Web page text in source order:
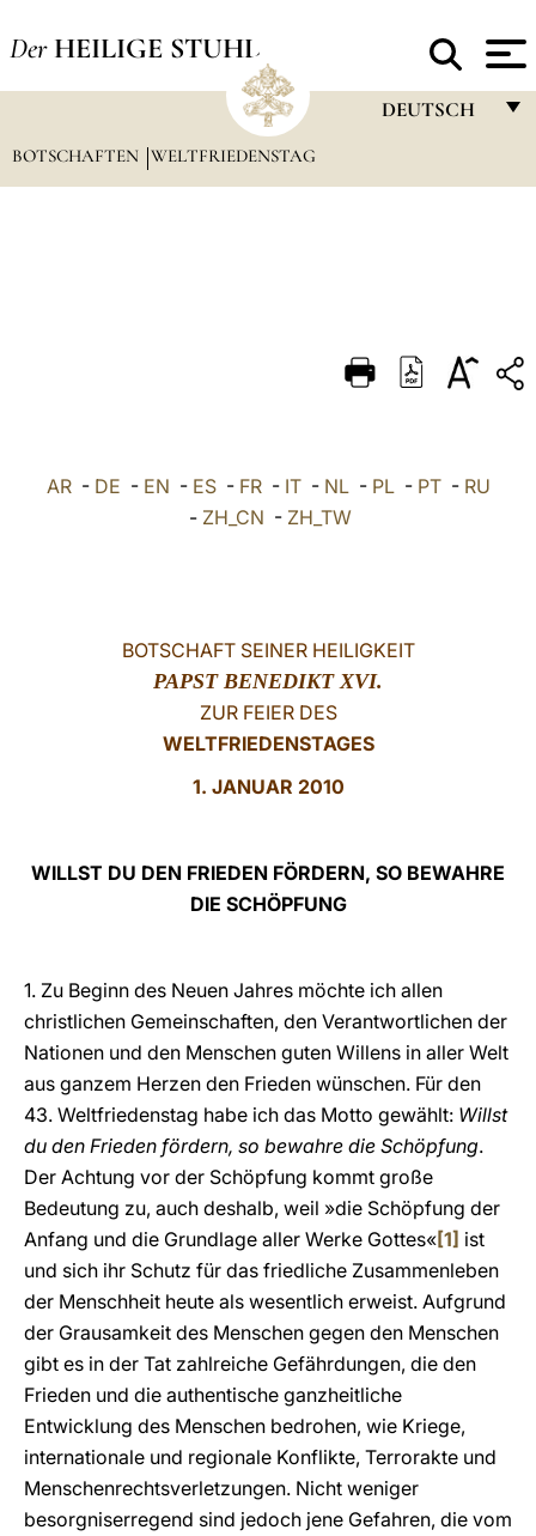
Der HEILIGE STUHL
DEUTSCH
DEUTSCH
العربيّة
BOTSCHAFTEN WELTFRIEDENSTAG
AR- DE - EN - ES- FR- IT- NL- PL- PT- RU
- ZH_CN - ZH_TW
BOTSCHAFT SEINER HEILIGKEIT
PAPST BENEDIKT XVI.
ZUR FEIER DES
WELTFRIEDENSTAGES
1. JANUAR 2010
WILLST DU DEN FRIEDEN FÖRDERN, SO BEWAHRE
DIE SCHÖPFUNG
1. Zu Beginn des Neuen Jahres möchte ich allen
christlichen Gemeinschaften, den Verantwortlichen der
Nationen und den Menschen guten Willens in aller Welt
aus ganzem Herzen den Frieden wünschen. Für den
43. Weltfriedenstag habe ich das Motto gewählt: Willst
du den Frieden fördern, so bewahre die Schöpfung.
Der Achtung vor der Schöpfung kommt große
Bedeutung zu, auch deshalb, weil »die Schöpfung der
Anfang und die Grundlage aller Werke Gottes«[1] ist
und sich ihr Schutz für das friedliche Zusammenleben
der Menschheit heute als wesentlich erweist. Aufgrund
der Grausamkeit des Menschen gegen den Menschen
gibt es in der Tat zahlreiche Gefährdungen, die den
Frieden und die authentische ganzheitliche
Entwicklung des Menschen bedrohen, wie Kriege,
internationale und regionale Konflikte, Terrorakte und
Menschenrechtsverletzungen. Nicht weniger
besorgniserregend sind jedoch jene Gefahren, die vom